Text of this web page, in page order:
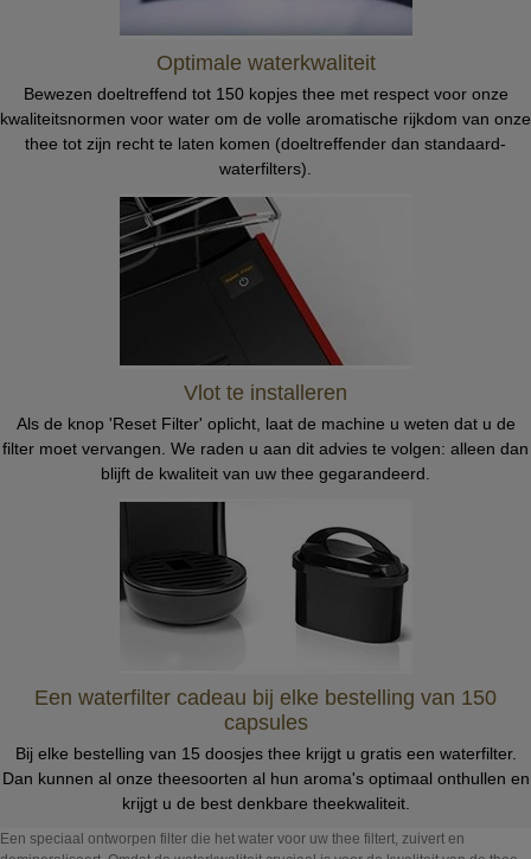
Optimale waterkwaliteit
Bewezen doeltreffend tot 150 kopjes thee met respect voor onze
kwaliteitsnormen voor water om de volle aromatische rijkdom van onze
thee tot zijn recht te laten komen (doeltreffender dan standaard-
waterfilters).
Vlot te installeren
Als de knop 'Reset Filter' oplicht, laat de machine u weten dat u de
filter moet vervangen. We raden u aan dit advies te volgen: alleen dan
blijft de kwaliteit van uw thee gegarandeerd.
Een waterfilter cadeau bij elke bestelling van 150
capsules
Bij elke bestelling van 15 doosjes thee krijgt u gratis een waterfilter.
Dan kunnen al onze theesoorten al hun aroma's optimaal onthullen en
krijgt u de best denkbare theekwaliteit.
Een speciaal ontworpen filter die het water voor uw thee filtert, zuivert en